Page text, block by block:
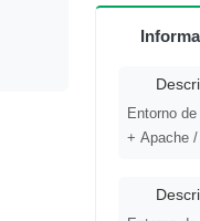
Entorno
+ Apache
php7. 2 o